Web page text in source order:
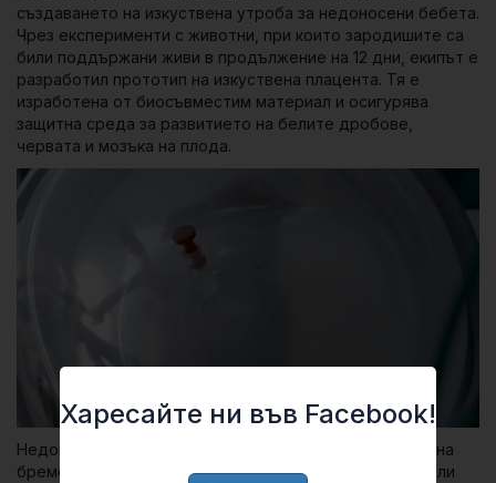
създаването на изкуствена утроба за недоносени бебета.
Чрез експерименти с животни, при които зародишите са
били поддържани живи в продължение на 12 дни, екипът е
разработил прототип на изкуствена плацента. Тя е
изработена от биосъвместим материал и осигурява
защитна среда за развитието на белите дробове,
червата и мозъка на плода.
Недоносените бебета, родени преди шестия месец на
бременността, са изложени на висок риск от смърт или
Харесайте ни във Facebook!